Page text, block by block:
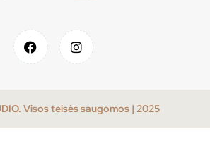
Visos teisės saugomos | 2025